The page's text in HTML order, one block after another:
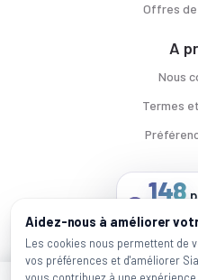
Offres de
A
Nous
Termes
Voitures par ville
Casablanca | | Mohammadia |Salé |
Marques populaires
Aidez-nous à améliorer
Les cookies nous permettent de
vos préférences et d'améliorer
148
au cours